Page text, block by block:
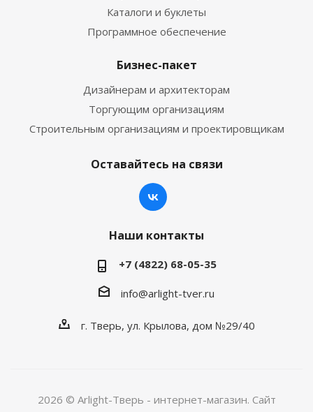
Каталоги и буклеты
Программное обеспечение
Бизнес-пакет
Дизайнерам и архитекторам
Торгующим организациям
Строительным организациям и проектировщикам
Оставайтесь на связи
Наши контакты
+7 (4822) 68-05-35
info@arlight-tver.ru
г. Тверь, ул. Крылова, дом №29/40
2026 © Arlight-Тверь - интернет-магазин. Сайт